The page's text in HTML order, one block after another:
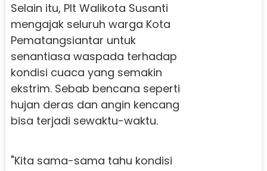
Selain itu, Plt Walikota Susanti
mengajak seluruh warga Kota
Pematangsiantar untuk
senantiasa waspada terhadap
kondisi cuaca yang semakin
ekstrim. Sebab bencana seperti
hujan deras dan angin kencang
bisa terjadi sewaktu-waktu.
"Kita sama-sama tahu kondisi